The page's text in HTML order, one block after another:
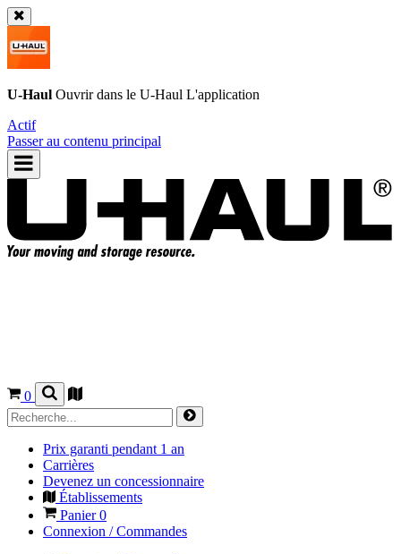
U-Haul Ouvrir dans le U-Haul L'application
Actif
Passer au contenu principal
0
Prix garanti pendant 1 an
Carrières
Devenez un concessionnaire
Établissements
Panier0
Connexion / Commandes